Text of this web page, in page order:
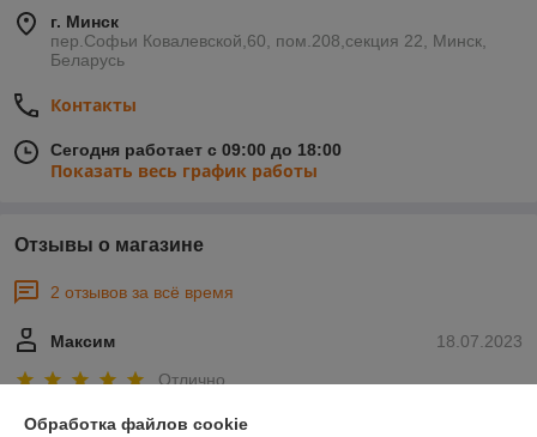
г. Минск
пер.Софьи Ковалевской,60, пом.208,секция 22, Минск,
Беларусь
Контакты
Сегодня работает с 09:00 до 18:00
Показать весь график работы
Отзывы о магазине
2 отзывов за всё время
18.07.2023
Максим
Отлично
Сделка подтверждена через корзину
Обработка файлов cookie